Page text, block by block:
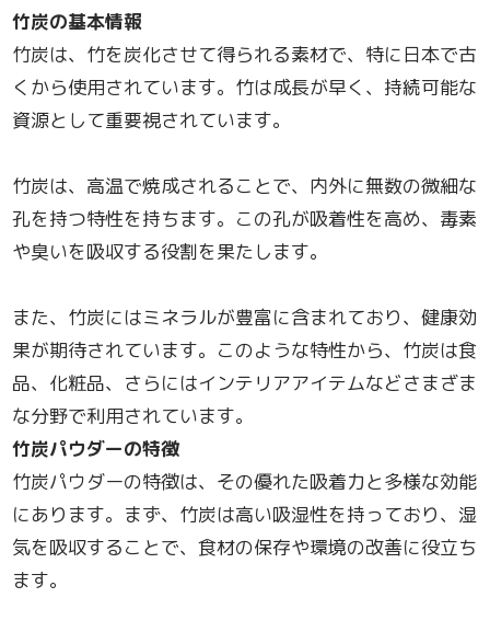
竹炭の基本情報
竹炭は、竹を炭化させて得られる素材で、特に日本で古
くから使用されています。竹は成長が早く、持続可能な
資源として重要視されています。
竹炭は、高温で焼成されることで、内外に無数の微細な
孔を持つ特性を持ちます。この孔が吸着性を高め、毒素
や臭いを吸収する役割を果たします。
また、竹炭にはミネラルが豊富に含まれており、健康効
果が期待されています。このような特性から、竹炭は食
品、化粧品、さらにはインテリアアイテムなどさまざま
な分野で利用されています。
竹炭パウダーの特徴
竹炭パウダーの特徴は、その優れた吸着力と多様な効能
にあります。まず、竹炭は高い吸湿性を持っており、湿
気を吸収することで、食材の保存や環境の改善に役立ち
ます。